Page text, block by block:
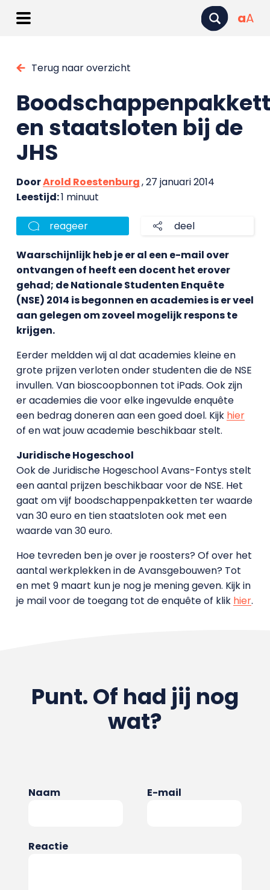
aA
Terug naar overzicht
en staatsloten bij de
JHS
DoorArold Roestenburg, 27 januari 2014
Leestijd:1 minuut
reageer deel
Waarschijnlijk heb je er al een e-mail over
ontvangen of heeft een docent het erover
gehad; de Nationale Studenten Enquête
(NSE) 2014 is begonnen en academies is er veel
aan gelegen om zoveel mogelijk respons te
krijgen.
Eerder meldden wij al dat academies kleine en
grote prijzen verloten onder studenten die de NSE
invullen. Van bioscoopbonnen tot iPads. Ook zijn
er academies die voor elke ingevulde enquête
een bedrag doneren aan een goed doel. Kijk hier
of en wat jouw academie beschikbaar stelt.
Juridische Hogeschool
Ook de Juridische Hogeschool Avans-Fontys stelt
een aantal prijzen beschikbaar voor de NSE. Het
gaat om vijf boodschappenpakketten ter waarde
van 30 euro en tien staatsloten ook met een
waarde van 30 euro.
Hoe tevreden ben je over je roosters? Of over het
aantal werkplekken in de Avansgebouwen? Tot
en met 9 maart kun je nog je mening geven. Kijk in
je mail voor de toegang tot de enquête of klik hier.
Punt. Of had jij nog
wat?
Naam E-mail
Reactie